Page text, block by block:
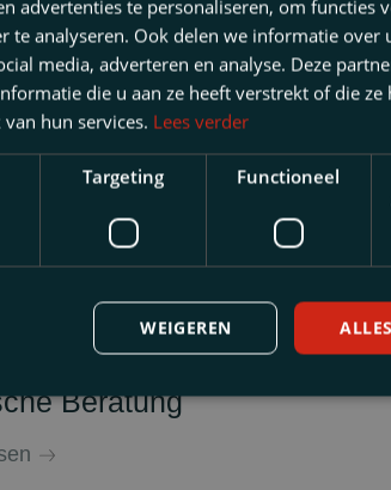
Beratung
advertenties te personaliseren, om functies
te analyseren. Ook delen we informatie over
media, adverteren en analyse. Deze
die u aan ze heeft verstrekt of die ze
hun services. Lees verder
Targeting Functioneel
WEIGEREN